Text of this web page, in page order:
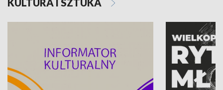
KULTURA I SZTUKA